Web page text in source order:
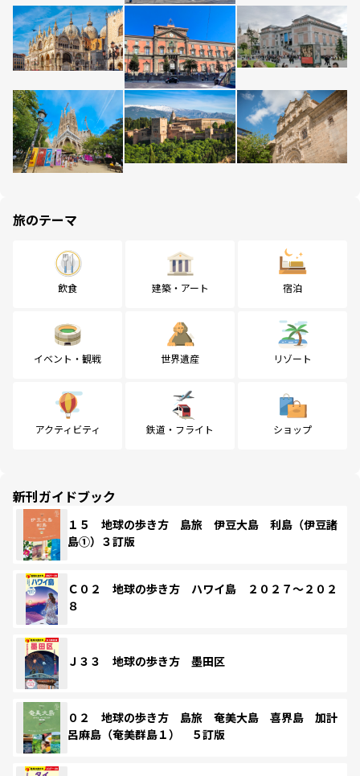
旅のテーマ
飲食 建築・アート 宿泊
イベント・観戦 世界遺産 リゾート
アクティビティ 鉄道・フライト ショップ
新刊ガイドブック
１５ 地球の歩き方 島旅 伊豆大島 利島（伊豆諸
島①）３訂版
Ｃ０２ 地球の歩き方 ハワイ島 ２０２７～２０２
８
Ｊ３３ 地球の歩き方 墨田区
０２ 地球の歩き方 島旅 奄美大島 喜界島 加計
呂麻島（奄美群島１） ５訂版